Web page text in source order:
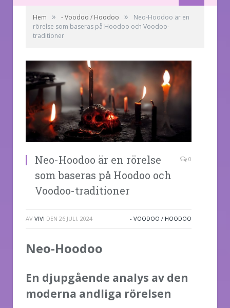
Hem » - Voodoo / Hoodoo »
Neo-Hoodoo är en
rörelse som baseras på Hoodoo och Voodoo-
traditioner
Neo-Hoodoo är en rörelse
som baseras på Hoodoo och
Voodoo-traditioner
0
AV VIVI DEN 26 JULI, 2024 - VOODOO / HOODOO
Neo-Hoodoo
En djupgående analys av den
moderna andliga rörelsen